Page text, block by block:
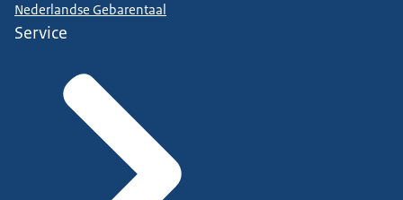
Nederlandse Gebarentaal
Service